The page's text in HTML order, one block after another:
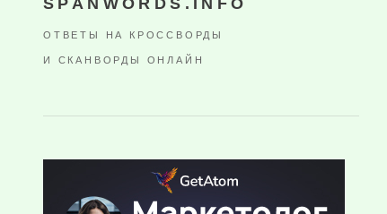
SPANWORDS.INFO
ОТВЕТЫ НА КРОССВОРДЫ
И СКАНВОРДЫ ОНЛАЙН